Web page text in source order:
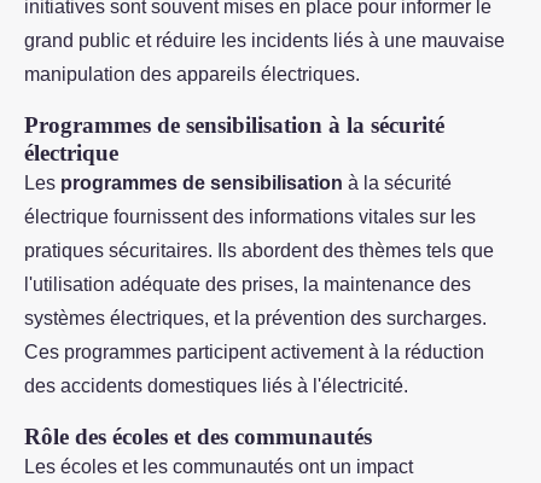
initiatives sont souvent mises en place pour informer le
grand public et réduire les incidents liés à une mauvaise
manipulation des appareils électriques.
Programmes de sensibilisation à la sécurité
électrique
Les programmes de sensibilisation à la sécurité
électrique fournissent des informations vitales sur les
pratiques sécuritaires. Ils abordent des thèmes tels que
l'utilisation adéquate des prises, la maintenance des
systèmes électriques, et la prévention des surcharges.
Ces programmes participent activement à la réduction
des accidents domestiques liés à l'électricité.
Rôle des écoles et des communautés
Les écoles et les communautés ont un impact